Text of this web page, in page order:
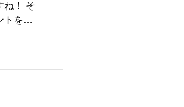
ね！ そ
トを整